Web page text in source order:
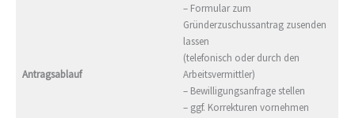
Antragsablauf
– Formular zum
Gründerzuschussantrag zusenden
lassen
(telefonisch oder durch den
Arbeitsvermittler)
– Bewilligungsanfrage stellen
– ggf. Korrekturen vornehmen